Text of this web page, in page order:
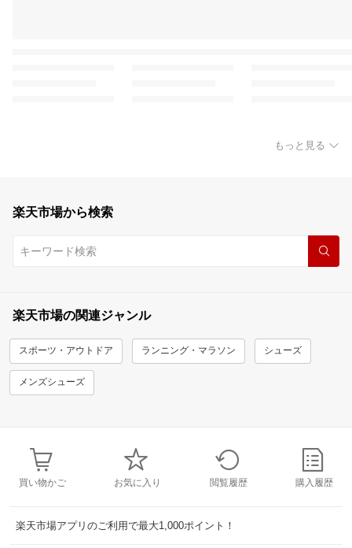
もっと見る
楽天市場から検索
楽天市場の関連ジャンル
スポーツ・アウトドア ランニング・マラソン シューズ
メンズシューズ
買い物かご お気に入り 閲覧履歴 購入履歴
楽天市場アプリのご利用で最大1,000ポイント！